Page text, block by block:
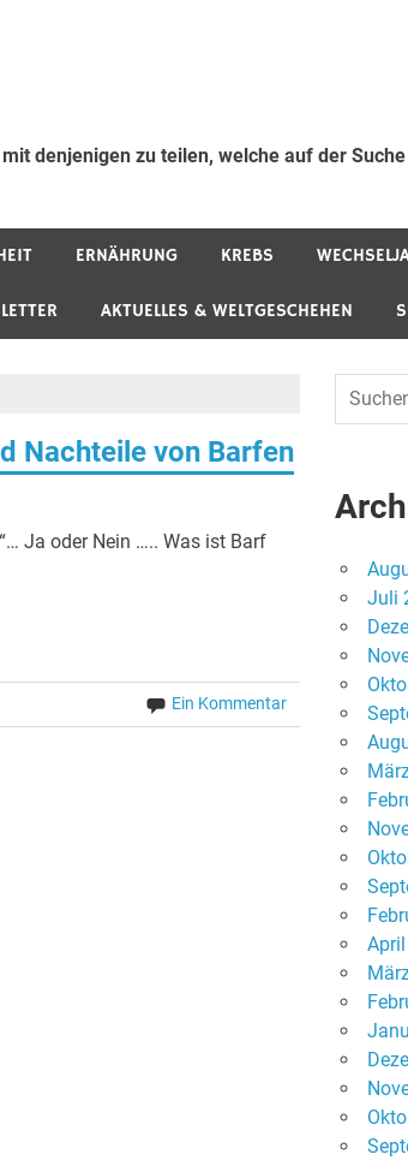
denjenigen zu teilen, welche auf der
ERNÄHRUNG KREBS
AKTUELLES & WELTGESCHEHEN
Nachteile von Barfen
Ja oder Nein ….. Was ist Barf
Ein Kommentar
Juli
April